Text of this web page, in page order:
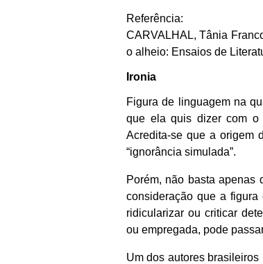
Referência:
CARVALHAL, Tânia
o alheio: Ensaios de
Ironia
Figura de linguagem na
que ela quis dizer com o
Acredita-se que a origem
“ignorância simulada”.
Porém, não basta apenas
consideração que a
ridicularizar ou criticar
ou empregada, pode
Um dos autores